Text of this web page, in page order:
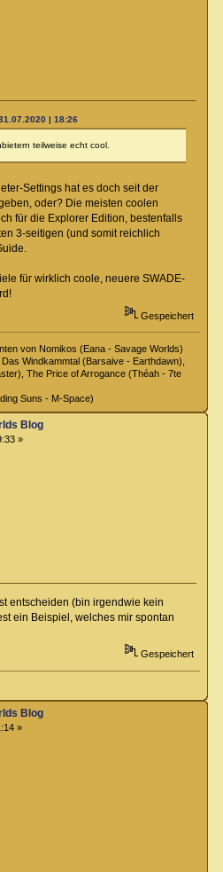
| 18:26
teilweise echt cool.
Settings hat es doch seit der
oder? Die meisten coolen
für die Explorer Edition, bestenfalls
3-seitigen (und somit reichlich
für wirklich coole, neuere SWADE-
Gespeichert
von Nomikos (Eana - Savage Worlds)
Das Windkammtal (Barsaive - Earthdawn),
The Price of Arrogance (Théah - 7te
Suns - M-Space)
Blog
»
entscheiden (bin irgendwie kein
ein Beispiel, welches mir spontan
Gespeichert
Blog
»